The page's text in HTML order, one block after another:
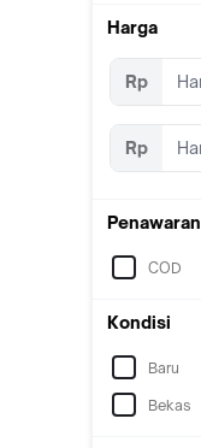
Harga
Rp
Rp
Penawaran
COD
Kondisi
Baru
Bekas